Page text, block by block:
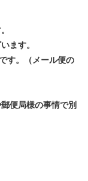
ます。
す。（メール便の
便局様の事情で別